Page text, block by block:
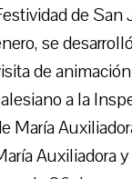
de San
se
de
a la
María
Auxiliadora